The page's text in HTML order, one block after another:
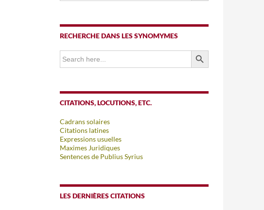
RECHERCHE DANS LES SYNOMYMES
Search
for:
SEARCH BUTTON
CITATIONS, LOCUTIONS, ETC.
Cadrans solaires
Citations latines
Expressions usuelles
Maximes Juridiques
Sentences de Publius Syrius
LES DERNIÈRES CITATIONS